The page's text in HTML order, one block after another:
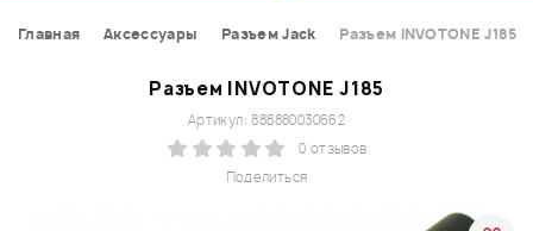
Главная Аксессуары Разъем Jack Разъем INVOTONE J185
Разъем INVOTONE J185
Поделиться
Артикул: 888880030662
0 отзывов